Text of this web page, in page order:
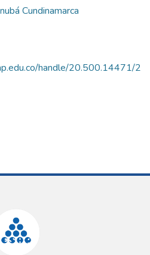
Cundinamarca
handle/20.500.14471/2